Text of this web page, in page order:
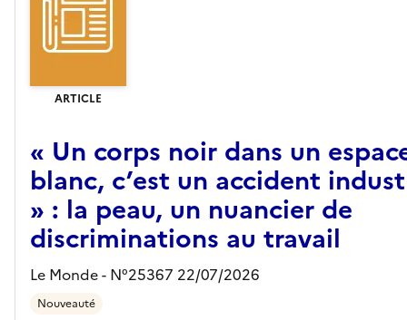
ARTICLE
« Un corps noir dans un
blanc, c’est un accident
» : la peau, un nuancier de
discriminations au travail
Le Monde - N°25367 22/07/2026
Nouveauté